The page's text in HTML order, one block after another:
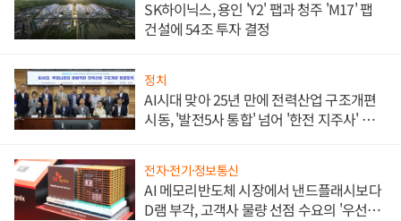
SK하이닉스, 용인 'Y2' 팹과 청주 'M17' 팹
건설에 54조 투자 결정
정치
AI시대 맞아 25년 만에 전력산업 구조개편
시동, '발전5사 통합' 넘어 '한전 지주사' 재편
전자·전기·정보통신
AI 메모리반도체 시장에서 낸드플래시보다
D램 부각, 고객사 물량 선점 수요의 '우선순